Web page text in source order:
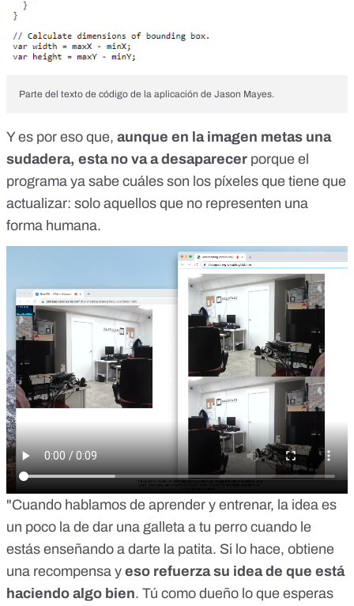
Parte del texto de código de la aplicación de Jason Mayes.
Y es por eso que, aunque en la imagen metas una
sudadera, esta no va a desaparecer porque el
programa ya sabe cuáles son los píxeles que tiene que
actualizar: solo aquellos que no representen una
forma humana.
"Cuando hablamos de aprender y entrenar, la idea es
un poco la de dar una galleta a tu perro cuando le
estás enseñando a darte la patita. Si lo hace, obtiene
una recompensa y eso refuerza su idea de que está
haciendo algo bien. Tú como dueño lo que esperas